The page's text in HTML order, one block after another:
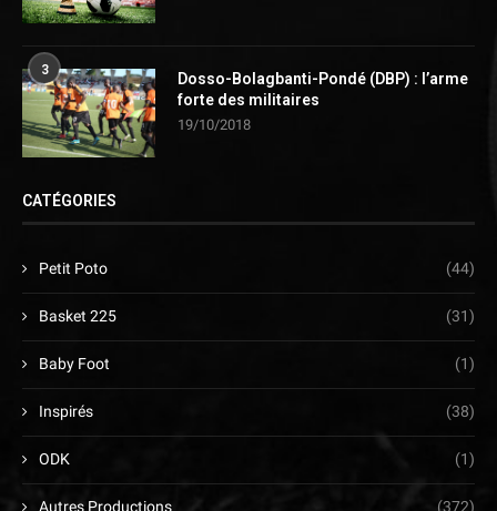
3
Dosso-Bolagbanti-Pondé (DBP) : l’arme
forte des militaires
19/10/2018
CATÉGORIES
Petit Poto (44)
Basket 225 (31)
Baby Foot (1)
Inspirés (38)
ODK (1)
Autres Productions (372)